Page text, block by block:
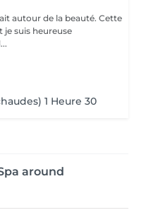
autour de la beauté. Cette
je suis heureuse
1 Heure 30
around